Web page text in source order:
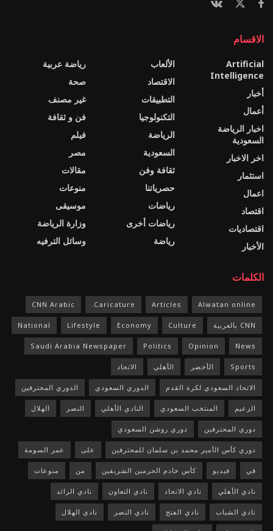
الاقسام
Artificial
Intelligence
أخبار
أعمال
اخبار الرياضة
السعودية
اخر الاخبار
استثمار
اعمال
اقتصاد
اقتصاديات
الأخبار
الألعاب
الاقتصاد
التطبيقات
التكنولوجيا
الرياضة
السعودية
ثقافة وفن
حصرياتنا
رياضات
رياضات أخرى
رياضة
رياضة عربية
صحة
غير مصنف
فن و ثقافة
فيلم
مصر
مقالات
منوعات
موسيقى
وزارة الرياضة
وسائل الترفيه
الكلمات
Alwatan online
Articles
Caricature.
CNN Arabic
CNN بالعربية Culture
Economy
Lifestyle
National
News
Opinion
Politics
Saudi Arabia Newspaper
Sports الأخضر الأهلي الاتحاد
الاتحاد السعودي لكرة القدم الدوري السعودي الدوري المحترفين
الزعيم المنتخب السعودي النادي الأهلي النصر الهلال
دوري المحترفين دوري روشن السعودي
دوري كأس الأمير محمد بن سلمان للمحترفين على عمر السومة
في فيديو كأس خادم الحرمين الشريفين من منوعات
نادي الأهلي نادي الاتحاد نادي التعاون نادي الرائد
نادي الشباب نادي الفتح نادي النصر نادي الهلال